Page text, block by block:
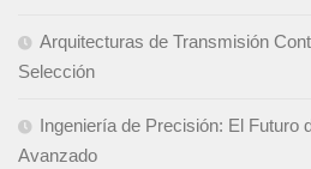
Arquitecturas de Transmisión
Selección
Ingeniería de Precisión: El Futuro
Avanzado